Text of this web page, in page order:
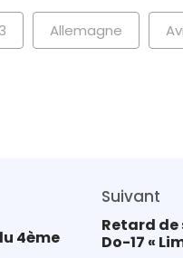
Allemagne
4ème
Suivant
Retard de
Do-17 «